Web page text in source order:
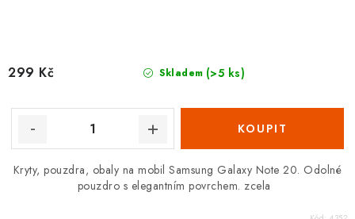
Skladem (>5 ks)
299 Kč
Kryty, pouzdra, obaly na mobil Samsung Galaxy Note 20. Odolné
pouzdro s elegantním povrchem. zcela